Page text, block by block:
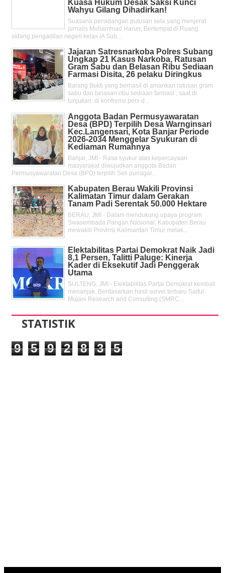
Kuasa Hukum Desak Saksi Kunci
Wahyu Gilang Dihadirkan!
Suasana persidangan putusan sela yang menjerat
jurnalis Muhammad Harun, Bertempat di Ruang
sidang pengadilan negeri kelas IA Sub...
Jajaran Satresnarkoba Polres Subang
Ungkap 21 Kasus Narkoba, Ratusan
Gram Sabu dan Belasan Ribu Sediaan
Farmasi Disita, 26 pelaku Diringkus
Barang Bukti yang berhasil di amankan ratusan gram
sabu dan belasan ribu sediaan farmasi , saat di
tunjukan di konfrensi pers d...
Anggota Badan Permusyawaratan
Desa (BPD) Terpilih Desa Warnginsari
Kec.Langensari, Kota Banjar Periode
2026-2034 Menggelar Syukuran di
Kediaman Rumahnya
Banjar, JMI - Rasa syukur atas kepercayaan
masyarakat diwujudkan anggota Badan
Permusyawaratan Desa (BPD) terpilih Seli punagar...
Kabupaten Berau Wakili Provinsi
Kalimatan Timur dalam Gerakan
Tanam Padi Serentak 50.000 Hektare
BERAU, JMI - Dalam mendukung upaya program
Swasembada Pangan Nasional, Kabupaten Berau
mewakili Provinsi Kalimantan Timur melak...
Elektabilitas Partai Demokrat Naik Jadi
8,1 Persen, Talitti Paluge: Kinerja
Kader di Eksekutif Jadi Penggerak
Utama
SULTENG, JMI - Elektabilitas Partai Demokrat kembali
menanjak. Berdasarkan hasil survei terbaru Saiful
Mujani Research and Consulting (SMRC...
STATISTIK
9 5 9 2 8 3 5